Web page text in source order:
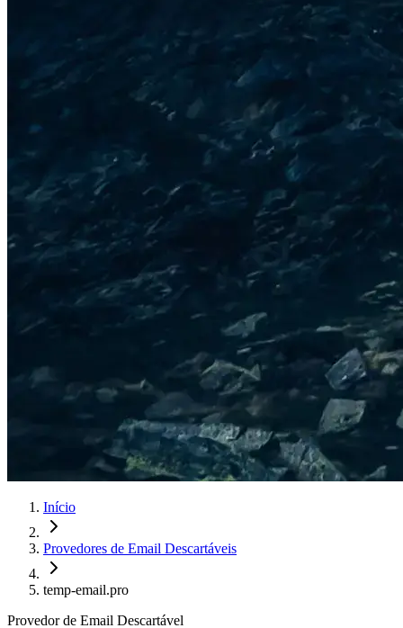
Início
Provedores de Email Descartáveis
temp-email.pro
Provedor de Email Descartável